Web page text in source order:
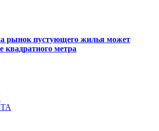
рынок пустующего жилья может
квадратного метра